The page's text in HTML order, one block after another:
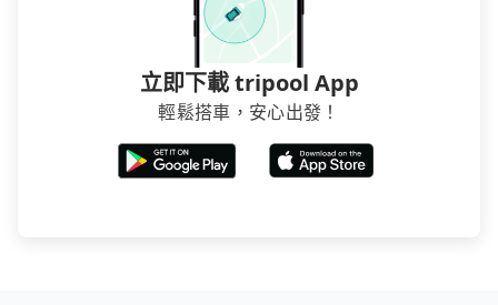
立即下載 tripool App
輕鬆搭車，安心出發！